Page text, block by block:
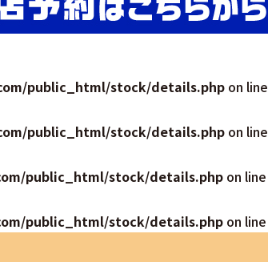
public_html/stock/details.php on line
public_html/stock/details.php on line
public_html/stock/details.php on line
public_html/stock/details.php on line